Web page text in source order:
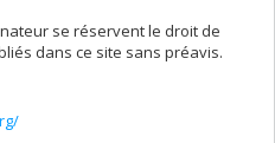
se réservent le droit de
dans ce site sans préavis.